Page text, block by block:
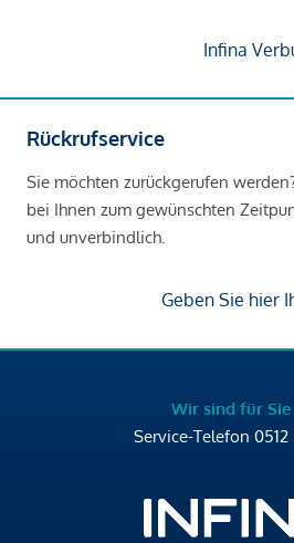
Infina
Rückrufservice
Sie möchten zurückgerufen
bei Ihnen zum gewünschten
und unverbindlich.
Geben Sie hier
Wir sind für Sie
Service-Telefon